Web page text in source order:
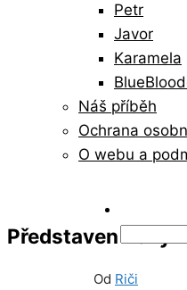
Petr
Javor
Karamela
Náš příběh
Ochrana
O webu a
Představen nový
Od Riči